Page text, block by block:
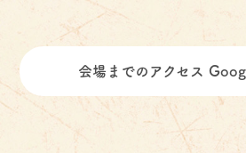
会場までのアクセス